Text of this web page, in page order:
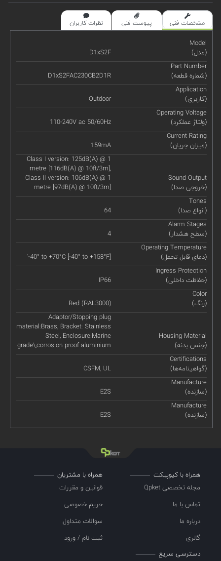
مشخصات فنی پیوست فنی نظرات کاربران
Model
(مدل)
D1xS2F
Part Number
(شماره قطعه)
D1xS2FAC230CB2D1R
Application
(کاربری)
Outdoor
Operating Voltage
(ولتاژ عملکرد)
110-240V ac 50/60Hz
Current Rating
(میزان جریان)
159mA
Sound Output
(خروجی صدا)
Class I version: 125dB(A) @ 1
metre [116dB(A) @ 10ft/3m],
Class II version: 106dB(A) @ 1
metre [97dB(A) @ 10ft/3m]
Tones
(انواع صدا)
64
Alarm Stages
(سطح هشدار)
4
Operating Temperature
(دمای قابل تحمل)
'-40° to +70°C [-40° to +158°F]
Ingress Protection
(حفاظت داخلی)
IP66
Color
(رنگ)
Red (RAL3000)
Housing Material
(جنس بدنه)
Adaptor/Stopping plug
material:Brass, Bracket: Stainless
Steel, Enclosure:Marine
grade\,corrosion proof aluminium
Certifications
(گواهینامه‌ها)
CSFM, UL
Manufacture
(سازنده)
E2S
Manufacture
(سازنده)
E2S
همراه با کیوپیکت
مجله تخصصی Qpket
تماس با ما
درباره ما
گالری
همراه با مشتریان
قوانین و مقررات
حریم خصوصی
سوالات متداول
ثبت نام / ورود
دسترسی سریع